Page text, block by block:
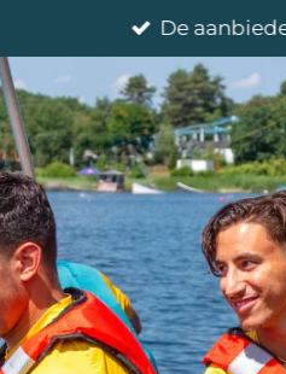
direct
naar
de
hoofdinhoud
De